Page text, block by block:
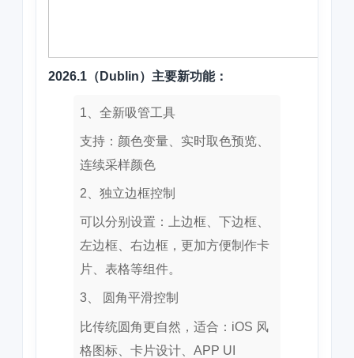
2026.1（Dublin）主要新功能：
1、全新吸管工具
支持：颜色变量、实时取色预览、
连续采样颜色
2、独立边框控制
可以分别设置：上边框、下边框、
左边框、右边框，更加方便制作卡
片、表格等组件。
3、 圆角平滑控制
比传统圆角更自然，适合：iOS 风
格图标、卡片设计、APP UI